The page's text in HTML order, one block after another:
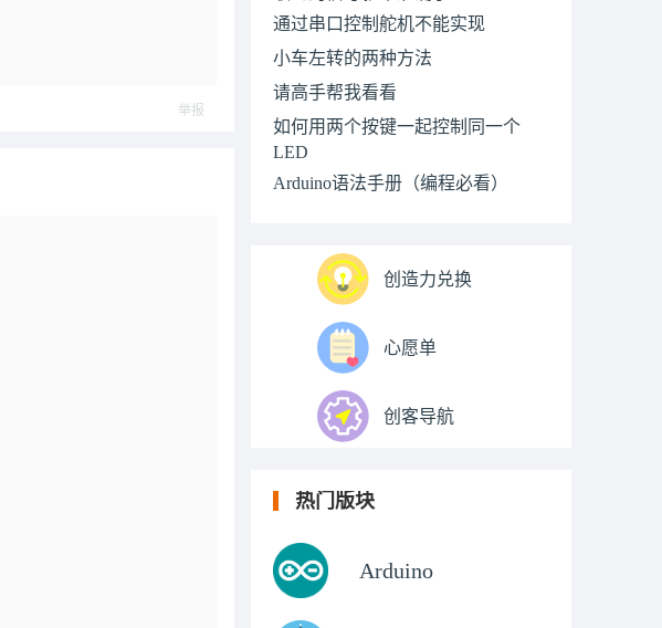
举报
通过串口控制舵机不能实现
小车左转的两种方法
请高手帮我看看
如何用两个按键一起控制同一个
LED
Arduino语法手册（编程必看）
创造力兑换
心愿单
创客导航
热门版块
Arduino